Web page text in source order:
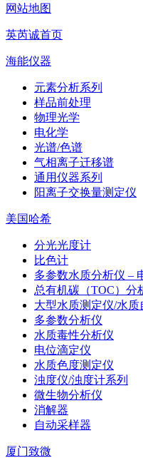
网站地图
英芮诚首页
海能仪器
元素分析系列
样品前处理
物理光学
电化学
光谱/色谱
气相离子迁移谱
通用仪器系列
阳离子交换量测定仪
美国哈希
分光光度计
比色计
多参数水质分析仪 –
总有机碳（TOC）分
大型水质测定仪/水质
多参数分析仪
水质毒性分析仪
电位滴定仪
水质色度测定仪
浊度仪/浊度计系列
微生物分析仪
消解器
自动采样器
厦门致微